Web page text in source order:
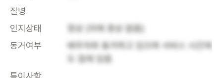
질병
인지상태
정상 (치매 증상 없음)
동거여부
배우자와 동거하고 있으며 서비스 시간에
도 집에 있음
특이사항